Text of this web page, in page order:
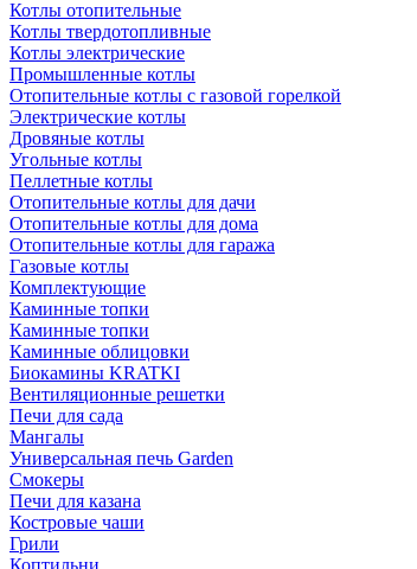
Котлы отопительные
Котлы твердотопливные
Котлы электрические
Промышленные котлы
Отопительные котлы с газовой горелкой
Электрические котлы
Дровяные котлы
Угольные котлы
Пеллетные котлы
Отопительные котлы для дачи
Отопительные котлы для дома
Отопительные котлы для гаража
Газовые котлы
Комплектующие
Каминные топки
Каминные топки
Каминные облицовки
Биокамины KRATKI
Вентиляционные решетки
Печи для сада
Мангалы
Универсальная печь Garden
Смокеры
Печи для казана
Костровые чаши
Грили
Коптильни